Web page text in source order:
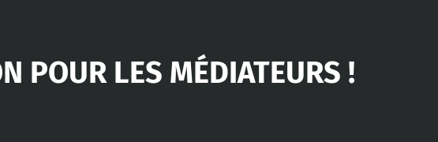
POUR LES MÉDIATEURS !